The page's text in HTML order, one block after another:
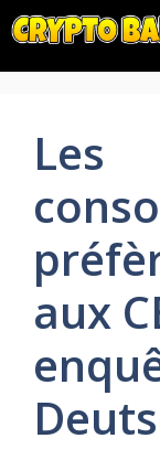
Aller
au
contenu
Les
aux